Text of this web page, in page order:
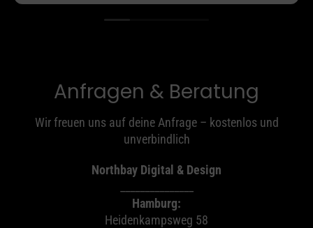
Anfragen & Beratung
Wir freuen uns auf deine Anfrage – kostenlos und
unverbindlich
Northbay Digital & Design
Hamburg:
Heidenkampsweg 58